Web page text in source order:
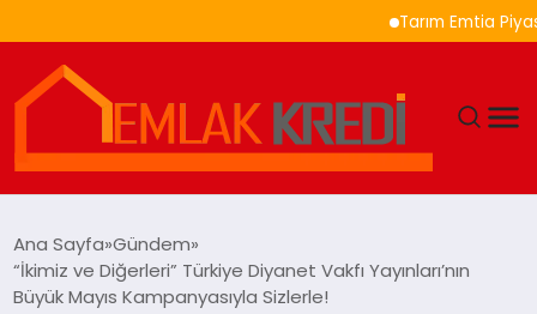
Tarım Emtia
EKONOMI
Ana Sayfa Gündem
“İkimiz ve Diğerleri” Türkiye Diyanet Vakfı Yayınları’nın
Büyük Mayıs Kampanyasıyla Sizlerle!